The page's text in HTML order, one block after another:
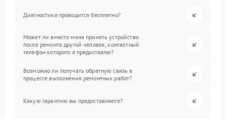
Диагностика проводится бесплатно?
Может ли вместо меня принять устройство
после ремонта другой человек, контактный
телефон которого я предоставлю?
Возможно ли получать обратную связь в
процессе выполнения ремонтных работ?
Какую гарантию вы предоставляете?